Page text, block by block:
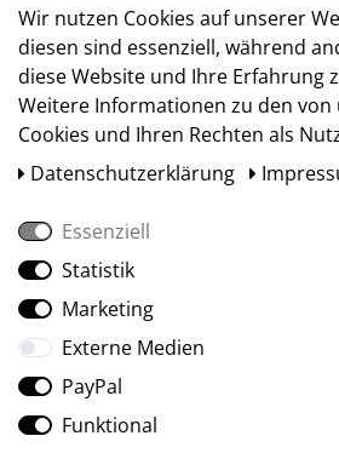
Versand
Social Media
Wir nutzen Cookies auf unserer
diesen sind essenziell, während
diese Website und Ihre Erfahrung
Weitere Informationen zu den von
Cookies und Ihren Rechten als
Daten­schutz­erklärung
Essenziell
Statistik
Marketing
Externe Medien
PayPal
Funktional